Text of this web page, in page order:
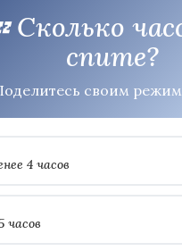
Сколько
спите?
своим
4 часов
часов